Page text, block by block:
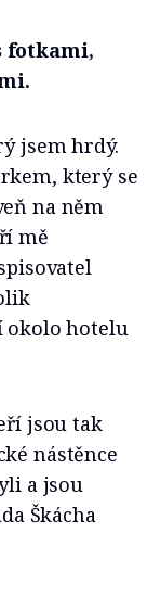
fotkami,
jsem hrdý.
který se
na něm
mě
okolo hotelu
jsou tak
nástěnce
a jsou
Škácha